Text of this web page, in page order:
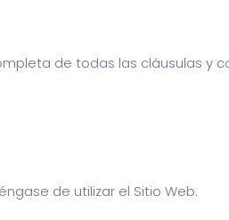
de todas las cláusulas y
de utilizar el Sitio Web.